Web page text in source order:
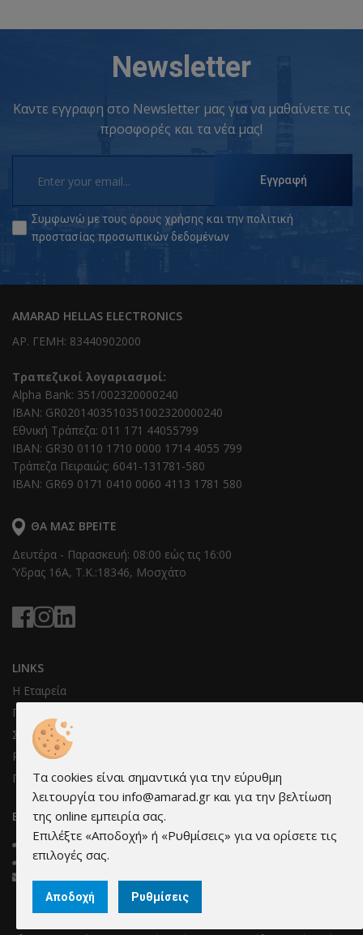
Newsletter
Καντε εγγραφη στο Newsletter μας για να μαθαίνετε τις
προσφορές και τα νέα μας!
Εγγραφή
Συμφωνώ με τους όρους χρήσης και τηνπολιτική
προστασίας προσωπικών δεδομένων
AMARAD HELLAS ELECTRONICS
ΑΡ. ΓΕΜΗ: 83440902000
Τραπεζικοί λογαριασμοί:
Alpha Bank: 351/002320000240
IBAN: GR0201403510351002320000240
Εθνική Τράπεζα: 011 171 44055799
IBAN: GR30 0110 1710 0000 1714 4055 799
Τράπεζα Πειραιώς: 6041-131781-580
IBAN: GR69 0171 0410 0060 4113 1781 580
ΘΑ ΜΑΣ ΒΡΕΊΤΕ
Δευτέρα - Παρασκευή: 08:00 εώς τις 16:00
Ύδρας 16Α, T.K.:18346, Μοσχάτο
LINKS
Η Εταιρεία
Πληροφορίες & όροι συνεργασίας
Συνεργάτες μας
Ρυθμίσεις cookies
Προστασία προσωπικών δεδομένων
ΕΠΙΚΟΙΝΩΝΊΑ
210 3473595
210 3421576
Τα cookies είναι σημαντικά για την εύρυθμη
λειτουργία του info@amarad.gr και για την βελτίωση
της online εμπειρία σας.
Επιλέξτε «Αποδοχή» ή «Ρυθμίσεις» για να ορίσετε τις
επιλογές σας.
Αποδοχή Ρυθμίσεις